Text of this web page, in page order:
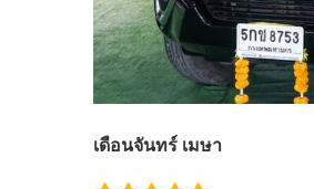
เดือนจันทร์ เมษา